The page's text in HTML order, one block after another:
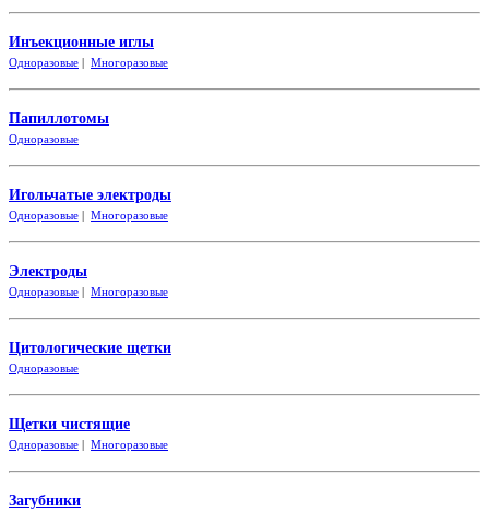
Инъекционные иглы
Одноразовые | Многоразовые
Папиллотомы
Одноразовые
Игольчатые электроды
Одноразовые | Многоразовые
Электроды
Одноразовые | Многоразовые
Цитологические щетки
Одноразовые
Щетки чистящие
Одноразовые | Многоразовые
Загубники